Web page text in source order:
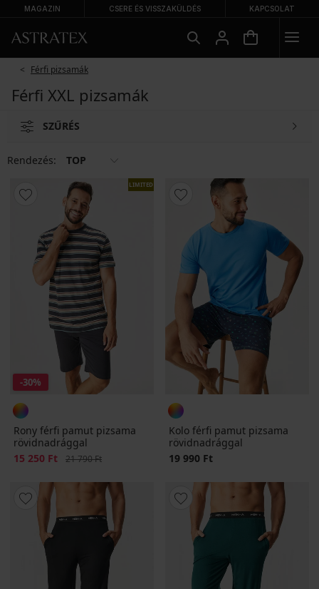
MAGAZIN CSERE ÉS VISSZAKÜLDÉS KAPCSOLAT
Férfi pizsamák
Férfi XXL pizsamák
SZŰRÉS
Rendezés: TOP
LIMITED
-30%
Rony férfi pamut pizsama
rövidnadrággal
Kedvezmény
15 250 Ft Eredeti ár
21 790 Ft
Kolo férfi pamut pizsama
rövidnadrággal
19 990 Ft